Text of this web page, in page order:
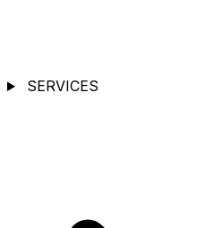
SERVICES